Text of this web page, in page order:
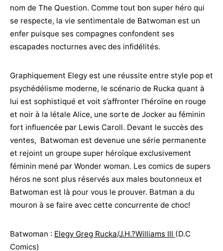
nom de The Question. Comme tout bon super héro qui
se respecte, la vie sentimentale de Batwoman est un
enfer puisque ses compagnes confondent ses
escapades nocturnes avec des infidélités.
Graphiquement Elegy est une réussite entre style pop et
psychédélisme moderne, le scénario de Rucka quant à
lui est sophistiqué et voit s’affronter l’héroïne en rouge
et noir à la létale Alice, une sorte de Jocker au féminin
fort influencée par Lewis Caroll. Devant le succès des
ventes, Batwoman est devenue une série permanente
et rejoint un groupe super héroïque exclusivement
féminin mené par Wonder woman. Les comics de supers
héros ne sont plus réservés aux males boutonneux et
Batwoman est là pour vous le prouver. Batman a du
mouron à se faire avec cette concurrente de choc!
Batwoman : Elegy Greg Rucka/J.H.?Williams III (D.C
Comics)